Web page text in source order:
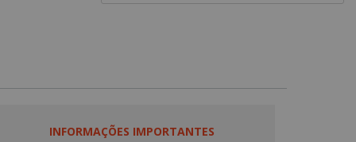
INFORMAÇÕES IMPORTANTES